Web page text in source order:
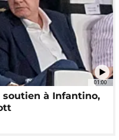
01:00
soutien à Infantino,